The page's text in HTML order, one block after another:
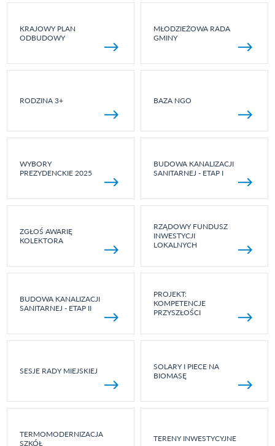
KRAJOWY PLAN
ODBUDOWY
MŁODZIEŻOWA RADA
GMINY
RODZINA 3+ BAZA NGO
WYBORY
PREZYDENCKIE 2025
BUDOWA KANALIZACJI
SANITARNEJ - ETAP I
ZGŁOŚ AWARIĘ
KOLEKTORA
RZĄDOWY FUNDUSZ
INWESTYCJI
LOKALNYCH
BUDOWA KANALIZACJI
SANITARNEJ - ETAP II
PROJEKT:
KOMPETENCJE
PRZYSZŁOŚCI
SESJE RADY MIEJSKIEJ
SOLARY I PIECE NA
BIOMASĘ
TERMOMODERNIZACJA
SZKÓŁ
TERENY INWESTYCYJNE